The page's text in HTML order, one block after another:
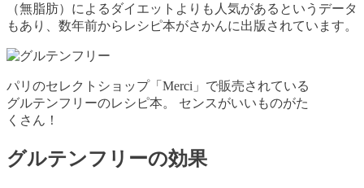
（無脂肪）によるダイエットよりも人気があるというデータ
もあり、数年前からレシピ本がさかんに出版されています。
パリのセレクトショップ「Merci」で販売されている
グルテンフリーのレシピ本。 センスがいいものがた
くさん！
グルテンフリーの効果